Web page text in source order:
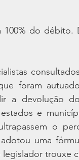
do débito.
foram
a devolução
e
o
uma
trouxe